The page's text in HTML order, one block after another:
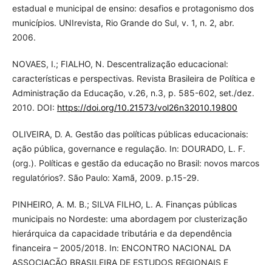
estadual e municipal de ensino: desafios e protagonismo dos
municípios. UNIrevista, Rio Grande do Sul, v. 1, n. 2, abr.
2006.
NOVAES, I.; FIALHO, N. Descentralização educacional:
características e perspectivas. Revista Brasileira de Política e
Administração da Educação, v.26, n.3, p. 585-602, set./dez.
2010. DOI: https://doi.org/10.21573/vol26n32010.19800
OLIVEIRA, D. A. Gestão das políticas públicas educacionais:
ação pública, governance e regulação. In: DOURADO, L. F.
(org.). Políticas e gestão da educação no Brasil: novos marcos
regulatórios?. São Paulo: Xamã, 2009. p.15-29.
PINHEIRO, A. M. B.; SILVA FILHO, L. A. Finanças públicas
municipais no Nordeste: uma abordagem por clusterização
hierárquica da capacidade tributária e da dependência
financeira – 2005/2018. In: ENCONTRO NACIONAL DA
ASSOCIAÇÃO BRASILEIRA DE ESTUDOS REGIONAIS E